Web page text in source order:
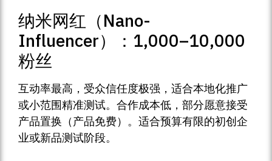
纳米网红（Nano-
Influencer）：1,000–10,000
粉丝
互动率最高，受众信任度极强，适合本地化推广
或小范围精准测试。合作成本低，部分愿意接受
产品置换（产品免费）。适合预算有限的初创企
业或新品测试阶段。